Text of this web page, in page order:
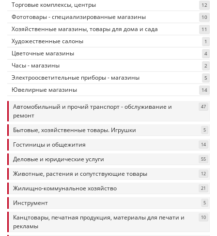
Торговые комплексы, центры 12
Фототовары - специализированные магазины 10
Хозяйственные магазины, товары для дома и сада 11
Художественные салоны 1
Цветочные магазины 4
Часы - магазины 2
Электроосветительные приборы - магазины 5
Ювелирные магазины 14
Автомобильный и прочий транспорт - обслуживание и
ремонт
47
Бытовые, хозяйственные товары. Игрушки 5
Гостиницы и общежития 14
Деловые и юридические услуги 55
Животные, растения и сопутствующие товары 12
Жилищно-коммунальное хозяйство 21
Инструмент 5
Канцтовары, печатная продукция, материалы для печати и
рекламы
10